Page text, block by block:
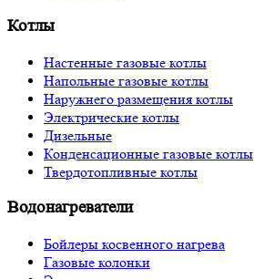
Котлы
Настенные газовые котлы
Напольные газовые котлы
Наружнего размещения котлы
Электрические котлы
Дизельные
Конденсационные газовые котлы
Твердотопливные котлы
Водонагреватели
Бойлеры косвенного нагрева
Газовые колонки